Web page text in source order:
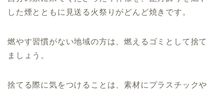
した煙とともに見送る火祭りがどんど焼きです。
燃やす習慣がない地域の方は、燃えるゴミとして捨て
ましょう。
捨てる際に気をつけることは、素材にプラスチックや